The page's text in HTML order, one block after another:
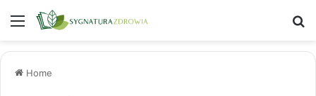
Menu
Home